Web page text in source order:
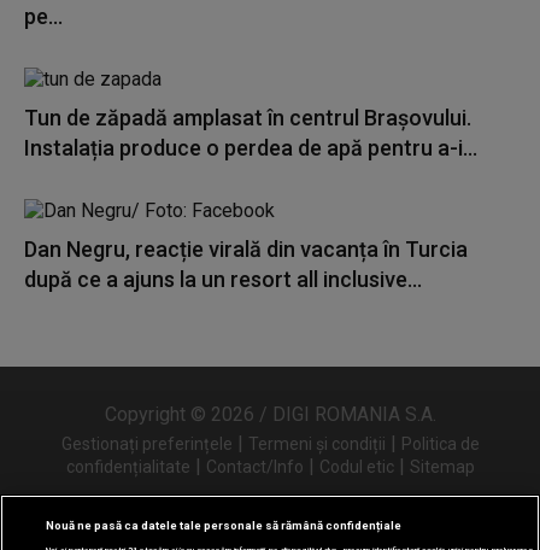
pe...
Tun de zăpadă amplasat în centrul Brașovului.
Instalația produce o perdea de apă pentru a-i...
Dan Negru, reacție virală din vacanța în Turcia
după ce a ajuns la un resort all inclusive...
Copyright © 2026 / DIGI ROMANIA S.A.
Gestionați preferințele | Termeni și condiții | Politica de
confidențialitate | Contact/Info | Codul etic | Sitemap
Nouă ne pasă ca datele tale personale să rămână confidențiale